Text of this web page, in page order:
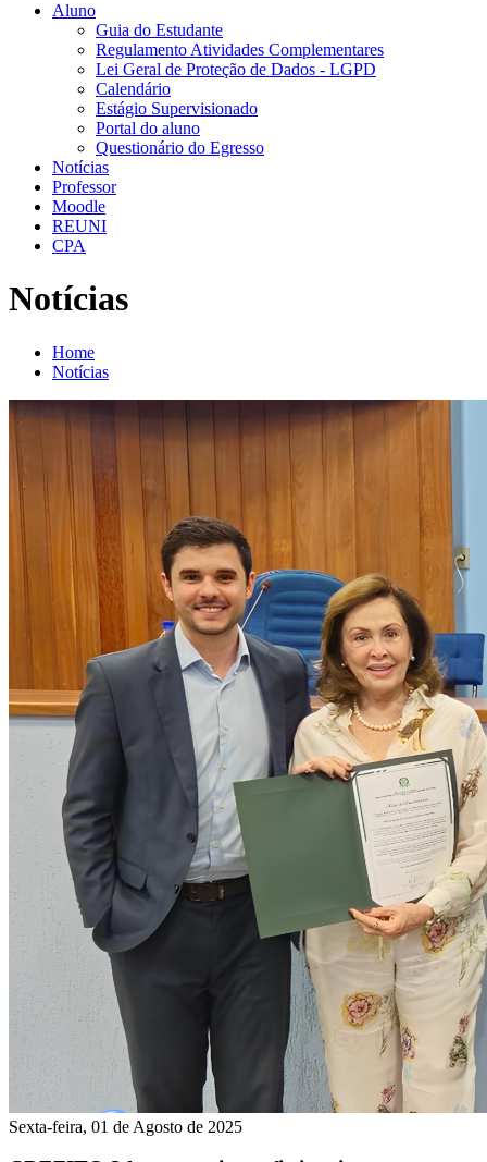
Aluno
Guia do Estudante
Regulamento Atividades Complementares
Lei Geral de Proteção de Dados - LGPD
Calendário
Estágio Supervisionado
Portal do aluno
Questionário do Egresso
Notícias
Professor
Moodle
REUNI
CPA
Notícias
Home
Notícias
Sexta-feira, 01 de Agosto de 2025